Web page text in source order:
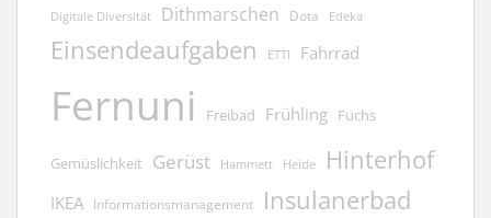
Digitale Diversität Dithmarschen Dota Edeka
Einsendeaufgaben ETTI Fahrrad
Fernuni Freibad Frühling Fuchs
Gemüslichkeit Gerüst Hammett Heide Hinterhof
IKEA Informationsmanagement Insulanerbad